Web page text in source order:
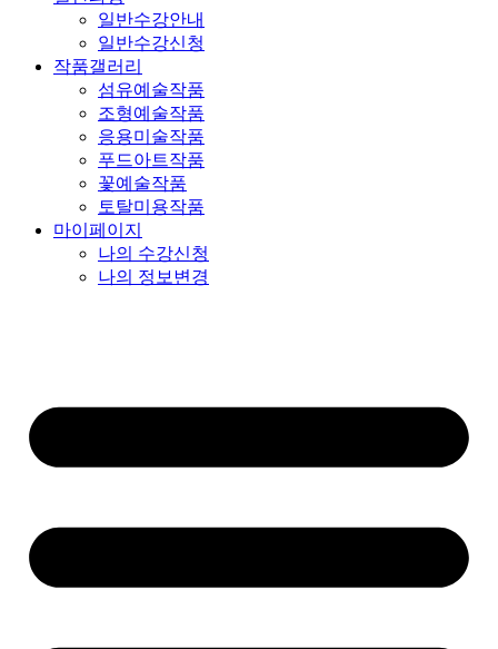
일반수강안내
일반수강신청
작품갤러리
섬유예술작품
조형예술작품
응용미술작품
푸드아트작품
꽃예술작품
토탈미용작품
마이페이지
나의 수강신청
나의 정보변경